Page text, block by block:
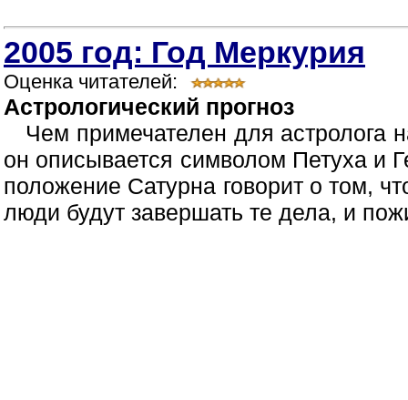
2005 год: Год Меркурия
Оценка читателей:
Астрологический прогноз
Чем примечателен для астролога
он описывается символом Петуха и
положение Сатурна говорит о том,
люди будут завершать те дела, и